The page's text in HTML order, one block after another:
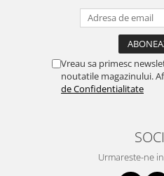
Vreau sa primesc
noutatile magazinului.
de Confidentialitate
Urmareste-ne